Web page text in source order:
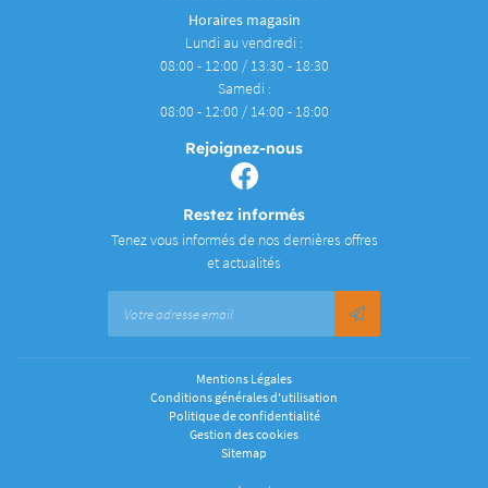
Horaires magasin
Lundi au vendredi :
08:00 - 12:00 / 13:30 - 18:30
Samedi :
08:00 - 12:00 / 14:00 - 18:00
Rejoignez-nous
Restez informés
Tenez vous informés de nos dernières offres
et actualités
Mentions Légales
Conditions générales d'utilisation
Politique de confidentialité
Gestion des cookies
Sitemap